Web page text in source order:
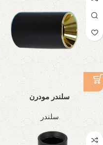
سلندر مودرن
سلندر